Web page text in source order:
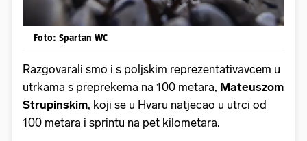
Foto: Spartan WC
Razgovarali smo i s poljskim reprezentativavcem u
utrkama s preprekema na 100 metara, Mateuszom
Strupinskim, koji se u Hvaru natjecao u utrci od
100 metara i sprintu na pet kilometara.